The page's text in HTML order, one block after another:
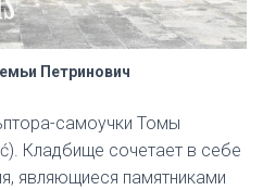
Петринович
самоучки Томы
Кладбище сочетает в себе
являющиеся памятниками